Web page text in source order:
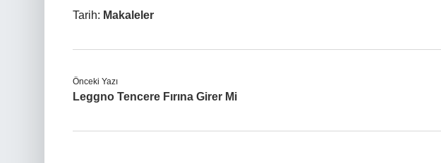
Tarih: Makaleler
Önceki Yazı
Leggno Tencere Fırına Girer Mi